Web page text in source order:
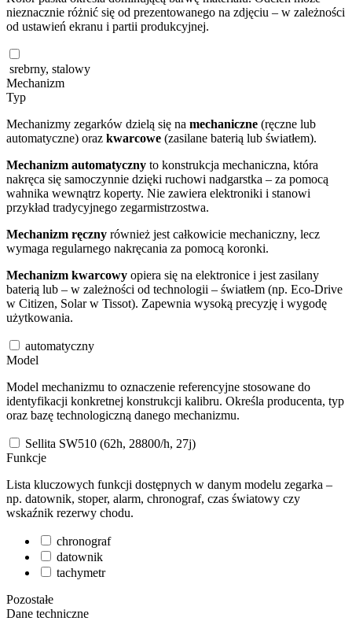
nieznacznie różnić się od prezentowanego na zdjęciu – w zależności
od ustawień ekranu i partii produkcyjnej.
srebrny, stalowy
Mechanizm
Typ
Mechanizmy zegarków dzielą się na mechaniczne (ręczne lub
automatyczne) oraz kwarcowe (zasilane baterią lub światłem).
Mechanizm automatyczny to konstrukcja mechaniczna, która
nakręca się samoczynnie dzięki ruchowi nadgarstka – za pomocą
wahnika wewnątrz koperty. Nie zawiera elektroniki i stanowi
przykład tradycyjnego zegarmistrzostwa.
Mechanizm ręczny również jest całkowicie mechaniczny, lecz
wymaga regularnego nakręcania za pomocą koronki.
Mechanizm kwarcowy opiera się na elektronice i jest zasilany
baterią lub – w zależności od technologii – światłem (np. Eco-Drive
w Citizen, Solar w Tissot). Zapewnia wysoką precyzję i wygodę
użytkowania.
automatyczny
Model
Model mechanizmu to oznaczenie referencyjne stosowane do
identyfikacji konkretnej konstrukcji kalibru. Określa producenta, typ
oraz bazę technologiczną danego mechanizmu.
Sellita SW510 (62h, 28800/h, 27j)
Funkcje
Lista kluczowych funkcji dostępnych w danym modelu zegarka –
np. datownik, stoper, alarm, chronograf, czas światowy czy
wskaźnik rezerwy chodu.
chronograf
datownik
tachymetr
Pozostałe
Dane techniczne